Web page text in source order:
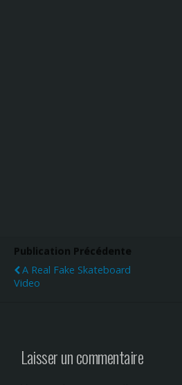
Publication Précédente
A Real Fake Skateboard
Video
Laisser un commentaire